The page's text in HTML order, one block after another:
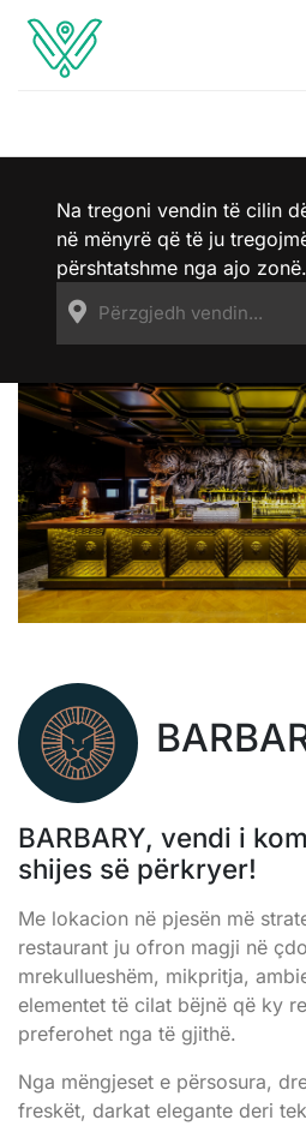
Na tregoni vendin të cilin
në mënyrë që të ju
përshtatshme nga ajo zonë.
BARBARY, vendi i
shijes së përkryer!
Me lokacion në pjesën më
restaurant ju ofron magji në
mrekullueshëm, mikpritja,
elementet të cilat bëjnë që ky
preferohet nga të gjithë.
Nga mëngjeset e përsosura,
freskët, darkat elegante deri